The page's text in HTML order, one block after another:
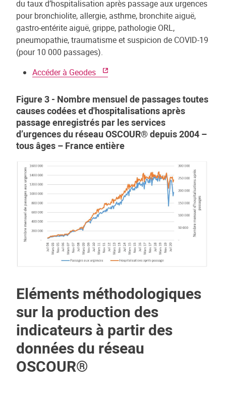
du taux d’hospitalisation après passage aux urgences
pour bronchiolite, allergie, asthme, bronchite aiguë,
gastro-entérite aiguë, grippe, pathologie ORL,
pneumopathie, traumatisme et suspicion de COVID-19
(pour 10 000 passages).
Accéder à Geodes
Figure 3 - Nombre mensuel de passages toutes
causes codées et d'hospitalisations après
passage enregistrés par les services
d’urgences du réseau OSCOUR® depuis 2004 –
tous âges – France entière
Eléments méthodologiques
sur la production des
indicateurs à partir des
données du réseau
OSCOUR®